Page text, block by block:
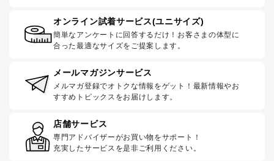
オンライン試着サービス(ユニサイズ)
簡単なアンケートに回答するだけ！お客さまの体型に
合った最適なサイズをご提案します。
メールマガジンサービス
メルマガ登録でオトクな情報をゲット！最新情報やお
すすめトピックスをお届けします。
店舗サービス
専門アドバイザーがお買い物をサポート！
充実したサービスを是非ご利用ください。